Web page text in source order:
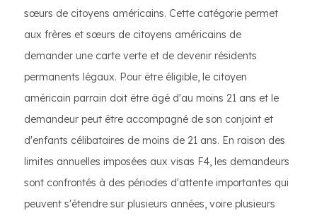
sœurs de citoyens américains. Cette catégorie permet
aux frères et sœurs de citoyens américains de
demander une carte verte et de devenir résidents
permanents légaux. Pour être éligible, le citoyen
américain parrain doit être âgé d'au moins 21 ans et le
demandeur peut être accompagné de son conjoint et
d'enfants célibataires de moins de 21 ans. En raison des
limites annuelles imposées aux visas F4, les demandeurs
sont confrontés à des périodes d'attente importantes qui
peuvent s'étendre sur plusieurs années, voire plusieurs